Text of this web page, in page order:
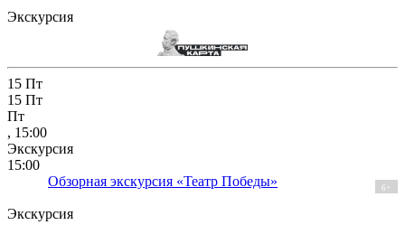
Экскурсия
15 Пт
15 Пт
Пт
, 15:00
Экскурсия
15:00
Обзорная экскурсия «Театр Победы»
6+
Экскурсия